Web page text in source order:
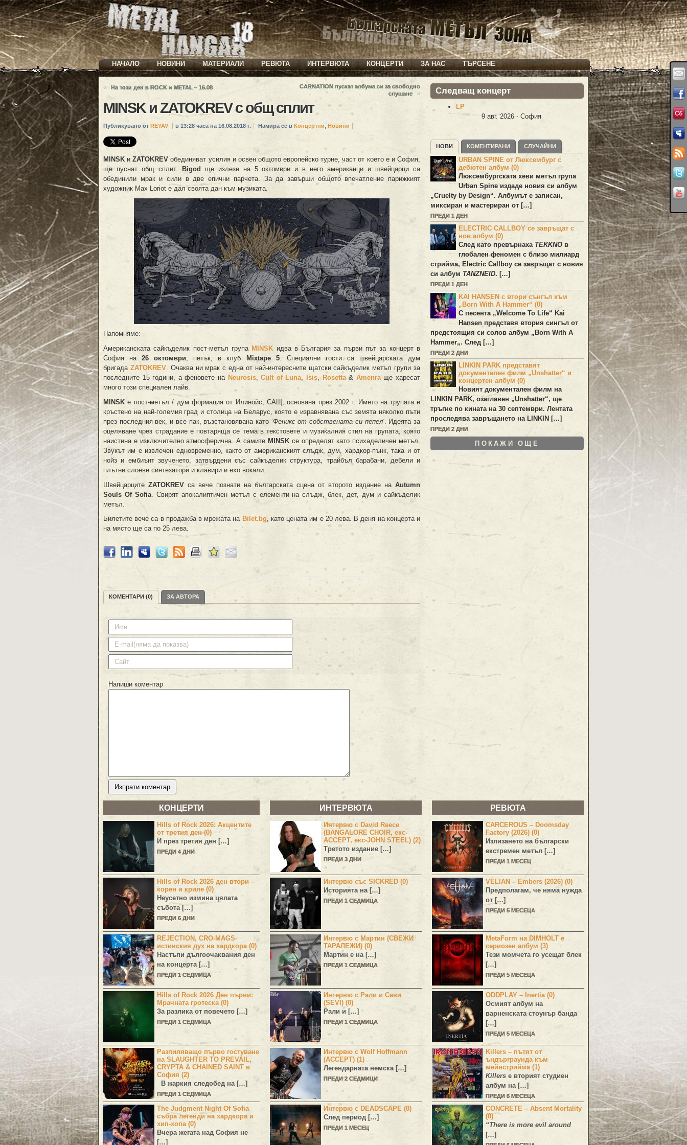
НАЧАЛО НОВИНИ МАТЕРИАЛИ РЕВЮТА ИНТЕРВЮТА КОНЦЕРТИ ЗА НАС ТЪРСЕНЕ
« На този ден в ROCK и METAL – 16.08
CARNATION пускат албума си за свободно
слушане
»
MINSK и ZATOKREV с общ сплит
Публикувано от REYAV в 13:28 часа на 16.08.2018 г. Намира се в Концертни, Новини
MINSK иZATOKREV обединяват усилия и освен общото европейско турне, част от което е и София,
ще пуснат общ сплит.
Bigod
ще излезе на 5 октомври и в него американци и швейцарци са
обединили мрак и сили в две епични парчета. За да завърши общото впечатление парижкият
художник Max Loriot е дал своята дан към музиката.
Напомняме:
Американската сайкъделик пост-метъл група MINSK идва в България за първи път за концерт в
София на26 октомври, петък, в клуб Mixtape 5. Специални гости са швейцарската дум
бригада ZATOKREV. Очаква ни мрак с една от най-интересните щатски сайкъделик метъл групи за
последните 15 години, a феновете на Neurosis,Cult of Luna, Isis, Rosetta& Amenraще харесат
много този специален лайв.
MINSK е пост-метъл / дум формация от Илинойс, САЩ, основана през 2002 г. Името на групата е
кръстено на най-големия град и столица на Беларус, която е изравнявана със земята няколко пъти
през последния век, и все пак, възстановявана като ‘Феникс от собствената си пепел‘. Идеята за
оцеляване чрез страдание е повтаряща се тема в текстовете и музикалния стил на групата, която
наистина е изключително атмосферична. А самите MINSKсе определят като психаделичен метъл.
Звукът им е извлечен едновременно, както от американският слъдж, дум, хардкор-пънк, така и от
нойз и ембиънт звученето, затвърдени със сайкъделик структура, трайбъл барабани, дебели и
плътни слоеве синтезатори и клавири и ехо вокали.
Швейцарците ZATOKREV са вече познати на българската сцена от второто издание на Autumn
Souls Of Sofia. Свирят апокалиптичен метъл с елементи на слъдж, блек, дет, дум и сайкъделик
метъл.
Билетите вече са в продажба в мрежата на Bilet.bg, като цената им е 20 лева. В деня на концерта и
на място ще са по 25 лева.
КОМЕНТАРИ (0) ЗА АВТОРА
Напиши коментар
Следващ концерт
LP
9 авг. 2026 - София
НОВИ КОМЕНТИРАНИ СЛУЧАЙНИ
URBAN SPINE от Люксембург с
дебютен албум (0)
Люксембургската хеви метъл група
Urban Spineиздаде новия си албум
„Cruelty by Design“. Албумът е записан,
миксиран и мастериран от […]
ПРЕДИ 1 ДЕН
ELECTRIC CALLBOY се завръщат с
нов албум (0)
След като превърнаха TEKKNO в
глобален феномен с близо милиард
стрийма, Electric Callboy се завръщат с новия
си албум TANZNEID. […]
ПРЕДИ 1 ДЕН
KAI HANSEN с втори сънгъл към
„Born With A Hammer“ (0)
С песента „Welcome To Life“ Kai
Hansen представя втория сингъл от
предстоящия си солов албум „ Born With A
Hammer„. След […]
ПРЕДИ 2 ДНИ
LINKIN PARK представят
документален филм „Unshatter“ и
концертен албум (0)
Новият документален филм на
LINKIN PARK, озаглавен „Unshatter“, ще
тръгне по кината на 30 септември. Лентата
проследява завръщането наLINKIN […]
ПРЕДИ 2 ДНИ
ПОКАЖИ ОЩЕ
КОНЦЕРТИ
Hills of Rock 2026: Акцентите
от третия ден (0)
И през третия ден […]
ПРЕДИ 4 ДНИ
Hills of Rock 2026 ден втори –
корен и криле (0)
Неусетно измина цялата
събота […]
ПРЕДИ 6 ДНИ
REJECTION, CRO-MAGS-
истинския дух на хардкора (0)
Настъпи дългоочаквания ден
на концерта […]
ПРЕДИ 1 СЕДМИЦА
Hills of Rock 2026 Ден първи:
Мрачната гротеска (0)
За разлика от повечето […]
ПРЕДИ 1 СЕДМИЦА
Разпиляващо първо гостуване
на SLAUGHTER TO PREVAIL,
CRYPTA & CHAINED SAINT в
София (2)
В жаркия следобед на […]
ПРЕДИ 1 СЕДМИЦА
The Judgment Night Of Sofia
събра легенди на хардкора и
хип-хопа (0)
Вчера жегата над София не
[…]
ИНТЕРВЮТА
Интервю с David Reece
(BANGALORE CHOIR, екс-
ACCEPT, екс-JOHN STEEL) (2)
Третото издание […]
ПРЕДИ 3 ДНИ
Интервю със SICKRED (0)
Историята на […]
ПРЕДИ 1 СЕДМИЦА
Интервю с Мартин (СВЕЖИ
ТАРАЛЕЖИ) (0)
Мартин е на […]
ПРЕДИ 1 СЕДМИЦА
Интервю с Рали и Севи
(SEVI) (0)
Рали и […]
ПРЕДИ 1 СЕДМИЦА
Интервю с Wolf Hoffmann
(ACCEPT) (1)
Легендарната немска […]
ПРЕДИ 2 СЕДМИЦИ
Интервю с DEADSCAPE (0)
След период […]
ПРЕДИ 1 МЕСЕЦ
РЕВЮТА
CARCEROUS – Doomsday
Factory (2026) (0)
Излизането на български
екстремен метъл […]
ПРЕДИ 1 МЕСЕЦ
VELIAN – Embers (2026) (0)
Предполагам, че няма нужда
от […]
ПРЕДИ 5 МЕСЕЦА
MetaForm на DIMHOLT е
сериозен албум (3)
Тези момчета го усещат блек
[…]
ПРЕДИ 5 МЕСЕЦА
ODDPLAY – Inertia (0)
Осмият албум на
варненската стоунър банда
[…]
ПРЕДИ 5 МЕСЕЦА
Killers – пътят от
ъндърграунда към
мейнстрийма (1)
Killers е вторият студиен
албум на […]
ПРЕДИ 6 МЕСЕЦА
CONCRETE – Absent Mortality
(0)
“There is more evil around
[…]